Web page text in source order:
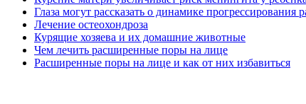
Глаза могут рассказать о динамике прогрессирования
Лечение остеохондроза
Курящие хозяева и их домашние животные
Чем лечить расширенные поры на лице
Расширенные поры на лице и как от них избавиться